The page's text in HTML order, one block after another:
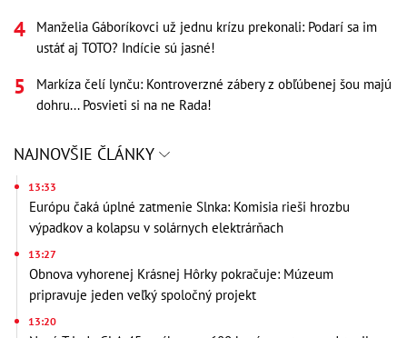
Manželia Gáboríkovci už jednu krízu prekonali: Podarí sa im
ustáť aj TOTO? Indície sú jasné!
Markíza čelí lynču: Kontroverzné zábery z obľúbenej šou majú
dohru... Posvieti si na ne Rada!
NAJNOVŠIE ČLÁNKY
13:33
Európu čaká úplné zatmenie Slnka: Komisia rieši hrozbu
výpadkov a kolapsu v solárnych elektrárňach
13:27
Obnova vyhorenej Krásnej Hôrky pokračuje: Múzeum
pripravuje jeden veľký spoločný projekt
13:20